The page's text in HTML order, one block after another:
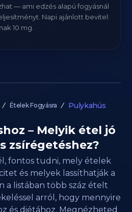
— ami edzés alapú fogyásnál
Napi ajánlott bevitel:
10 mg.
Ételek Fogyásra Pulykahús
– Melyik étel jó
zsírégetéshez?
fontos tudni, mely ételek
és melyek lassíthatják a
a listában több száz ételt
arról, hogy mennyire
és diétához. Megnézheted